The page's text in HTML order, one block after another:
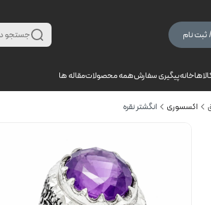
ثبت نام جستجو
خانهپیگیری سفارشهمه محصولاتمقاله ها
اکسسوری انگشتر نقره